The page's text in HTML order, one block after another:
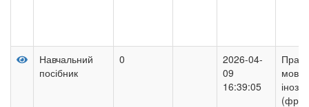
Навчальний
посібник
0
2026-04-
09
16:39:05